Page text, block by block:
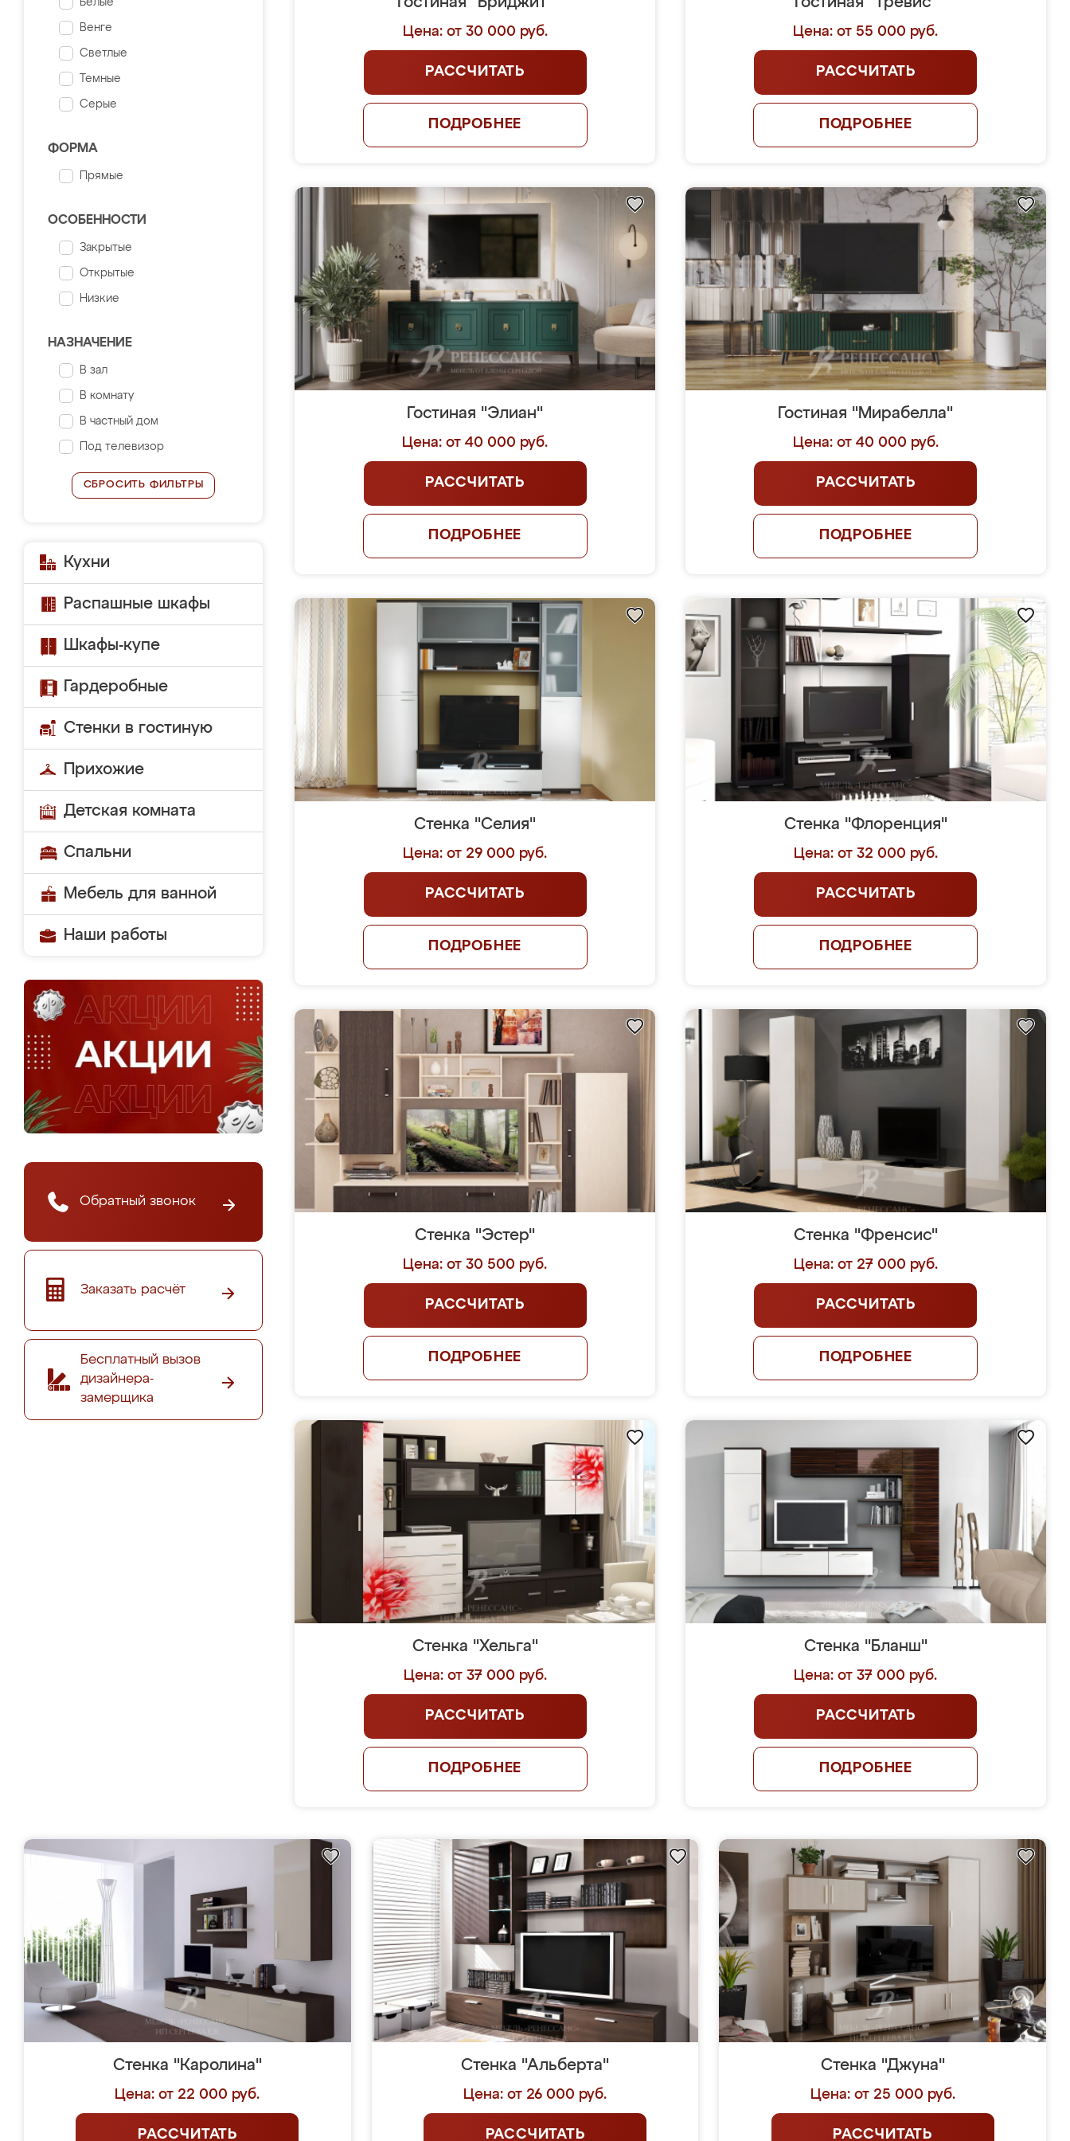
Белые
Венге
Светлые
Темные
Серые
ФОРМА
Прямые
ОСОБЕННОСТИ
Закрытые
Открытые
Низкие
НАЗНАЧЕНИЕ
В зал
В комнату
В частный дом
Под телевизор
СБРОСИТЬ ФИЛЬТРЫ
Кухни
Распашные шкафы
Шкафы-купе
Гардеробные
Стенки в гостиную
Прихожие
Детская комната
Спальни
Мебель для ванной
Наши работы
Обратный звонок
Заказать расчёт
Бесплатный вызов
дизайнера-
замерщика
Цена: от 30 000 руб.
РАССЧИТАТЬ
ПОДРОБНЕЕ
Цена: от 55 000 руб.
РАССЧИТАТЬ
ПОДРОБНЕЕ
Гостиная "Элиан"
Цена: от 40 000 руб.
РАССЧИТАТЬ
ПОДРОБНЕЕ
Гостиная "Мирабелла"
Цена: от 40 000 руб.
РАССЧИТАТЬ
ПОДРОБНЕЕ
Стенка "Селия"
Цена: от 29 000 руб.
РАССЧИТАТЬ
ПОДРОБНЕЕ
Стенка "Флоренция"
Цена: от 32 000 руб.
РАССЧИТАТЬ
ПОДРОБНЕЕ
Стенка "Эстер"
Цена: от 30 500 руб.
РАССЧИТАТЬ
ПОДРОБНЕЕ
Стенка "Френсис"
Цена: от 27 000 руб.
РАССЧИТАТЬ
ПОДРОБНЕЕ
Стенка "Хельга"
Цена: от 37 000 руб.
РАССЧИТАТЬ
ПОДРОБНЕЕ
Стенка "Бланш"
Цена: от 37 000 руб.
РАССЧИТАТЬ
ПОДРОБНЕЕ
Стенка "Каролина"
Цена: от 22 000 руб.
РАССЧИТАТЬ
Стенка "Альберта"
Цена: от 26 000 руб.
РАССЧИТАТЬ
Стенка "Джуна"
Цена: от 25 000 руб.
РАССЧИТАТЬ